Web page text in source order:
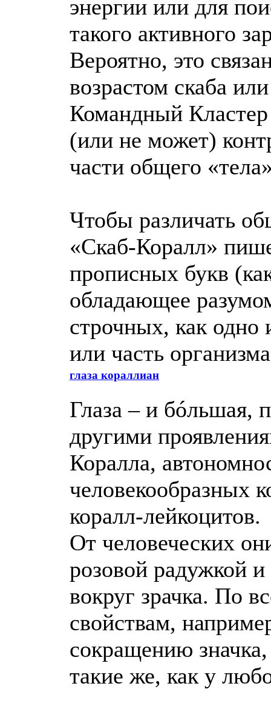
энергии или для
такого активного
Вероятно, это
возрастом скаба
Командный Кластер
(или не может)
части общего
Чтобы различать
«Скаб-Коралл»
прописных букв
обладающее
строчных, как одно
или часть
глаза кораллиан
Глаза – и бóльшая,
другими
Коралла,
человекообразных
коралл-лейкоцитов.
От человеческих
розовой радужкой
вокруг зрачка. По
свойствам,
сокращению
такие же, как у